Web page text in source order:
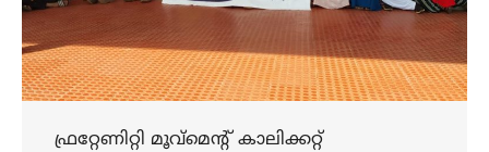
ഫ്രറ്റേണിറ്റി മൂവ്മെന്റ് കാലിക്കറ്റ്